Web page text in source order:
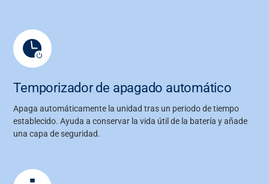
Temporizador de apagado automático
Apaga automáticamente la unidad tras un periodo de tiempo
establecido. Ayuda a conservar la vida útil de la batería y añade
una capa de seguridad.